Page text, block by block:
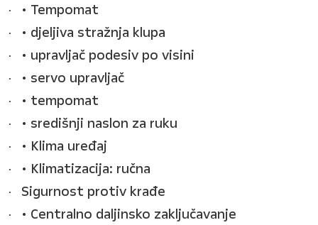
• Tempomat
• djeljiva stražnja klupa
• upravljač podesiv po visini
• servo upravljač
• tempomat
• središnji naslon za ruku
• Klima uređaj
• Klimatizacija: ručna
Sigurnost protiv krađe
• Centralno daljinsko zaključavanje